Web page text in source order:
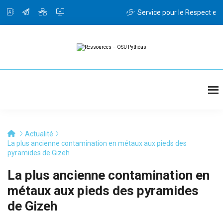
au
principal
Service pour le Respect et
Ressources
OSU
Ressources
Actualité
La plus ancienne contamination en métaux aux pieds des
pyramides de Gizeh
La plus ancienne contamination en
métaux aux pieds des pyramides
de Gizeh